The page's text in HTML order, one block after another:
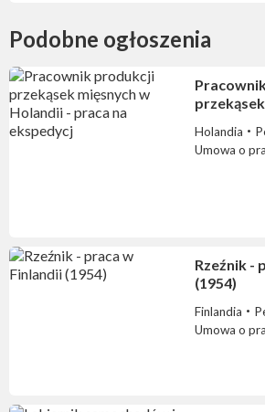
Podobne ogłoszenia
ekspedycj
Holandia
Umowa o
Rzeźnik -
(1954)
Finlandia
Umowa o